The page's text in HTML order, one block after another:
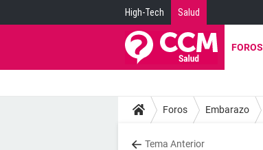
High-Tech Salud
FOROS
Foros Embarazo
Tema Anterior